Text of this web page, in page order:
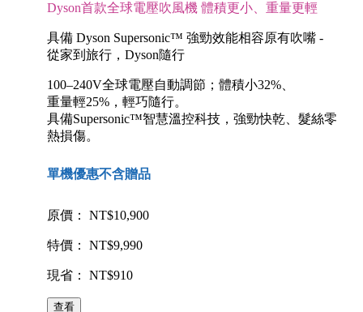
Dyson首款全球電壓吹風機 體積更小、重量更輕
具備 Dyson Supersonic™ 強勁效能相容原有吹嘴 -
從家到旅行，Dyson隨行
100–240V全球電壓自動調節；體積小32%、
重量輕25%，輕巧隨行。
具備Supersonic™智慧溫控科技，強勁快乾、髮絲零
熱損傷。
單機優惠不含贈品
原價： NT$10,900
特價： NT$9,990
現省： NT$910
查看